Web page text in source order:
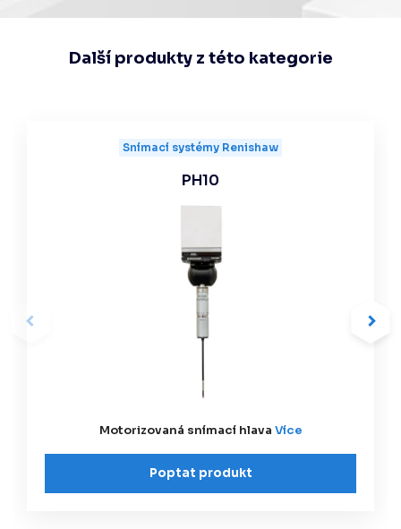
Další produkty z této kategorie
Snímací systémy Renishaw
PH10
Motorizovaná snímací hlava Více
Poptat produkt